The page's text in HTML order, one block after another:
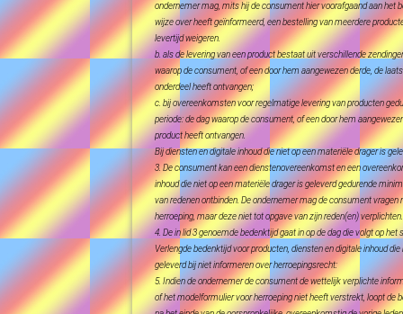
ondernemer mag, mits hij de consument hier voorafgaand aan het
wijze over heeft geïnformeerd, een bestelling van meerdere
levertijd weigeren.
b. als de levering van een product bestaat uit verschillende
waarop de consument, of een door hem aangewezen derde, de
onderdeel heeft ontvangen;
c. bij overeenkomsten voor regelmatige levering van producten
periode: de dag waarop de consument, of een door hem
product heeft ontvangen.
Bij diensten en digitale inhoud die niet op een materiële drager is
3. De consument kan een dienstenovereenkomst en een
inhoud die niet op een materiële drager is geleverd gedurende
van redenen ontbinden. De ondernemer mag de consument vragen
herroeping, maar deze niet tot opgave van zijn reden(en) verplichten.
4. De in lid 3 genoemde bedenktijd gaat in op de dag die volgt op
Verlengde bedenktijd voor producten, diensten en digitale inhoud
geleverd bij niet informeren over herroepingsrecht:
5. Indien de ondernemer de consument de wettelijk verplichte
of het modelformulier voor herroeping niet heeft verstrekt, loopt de